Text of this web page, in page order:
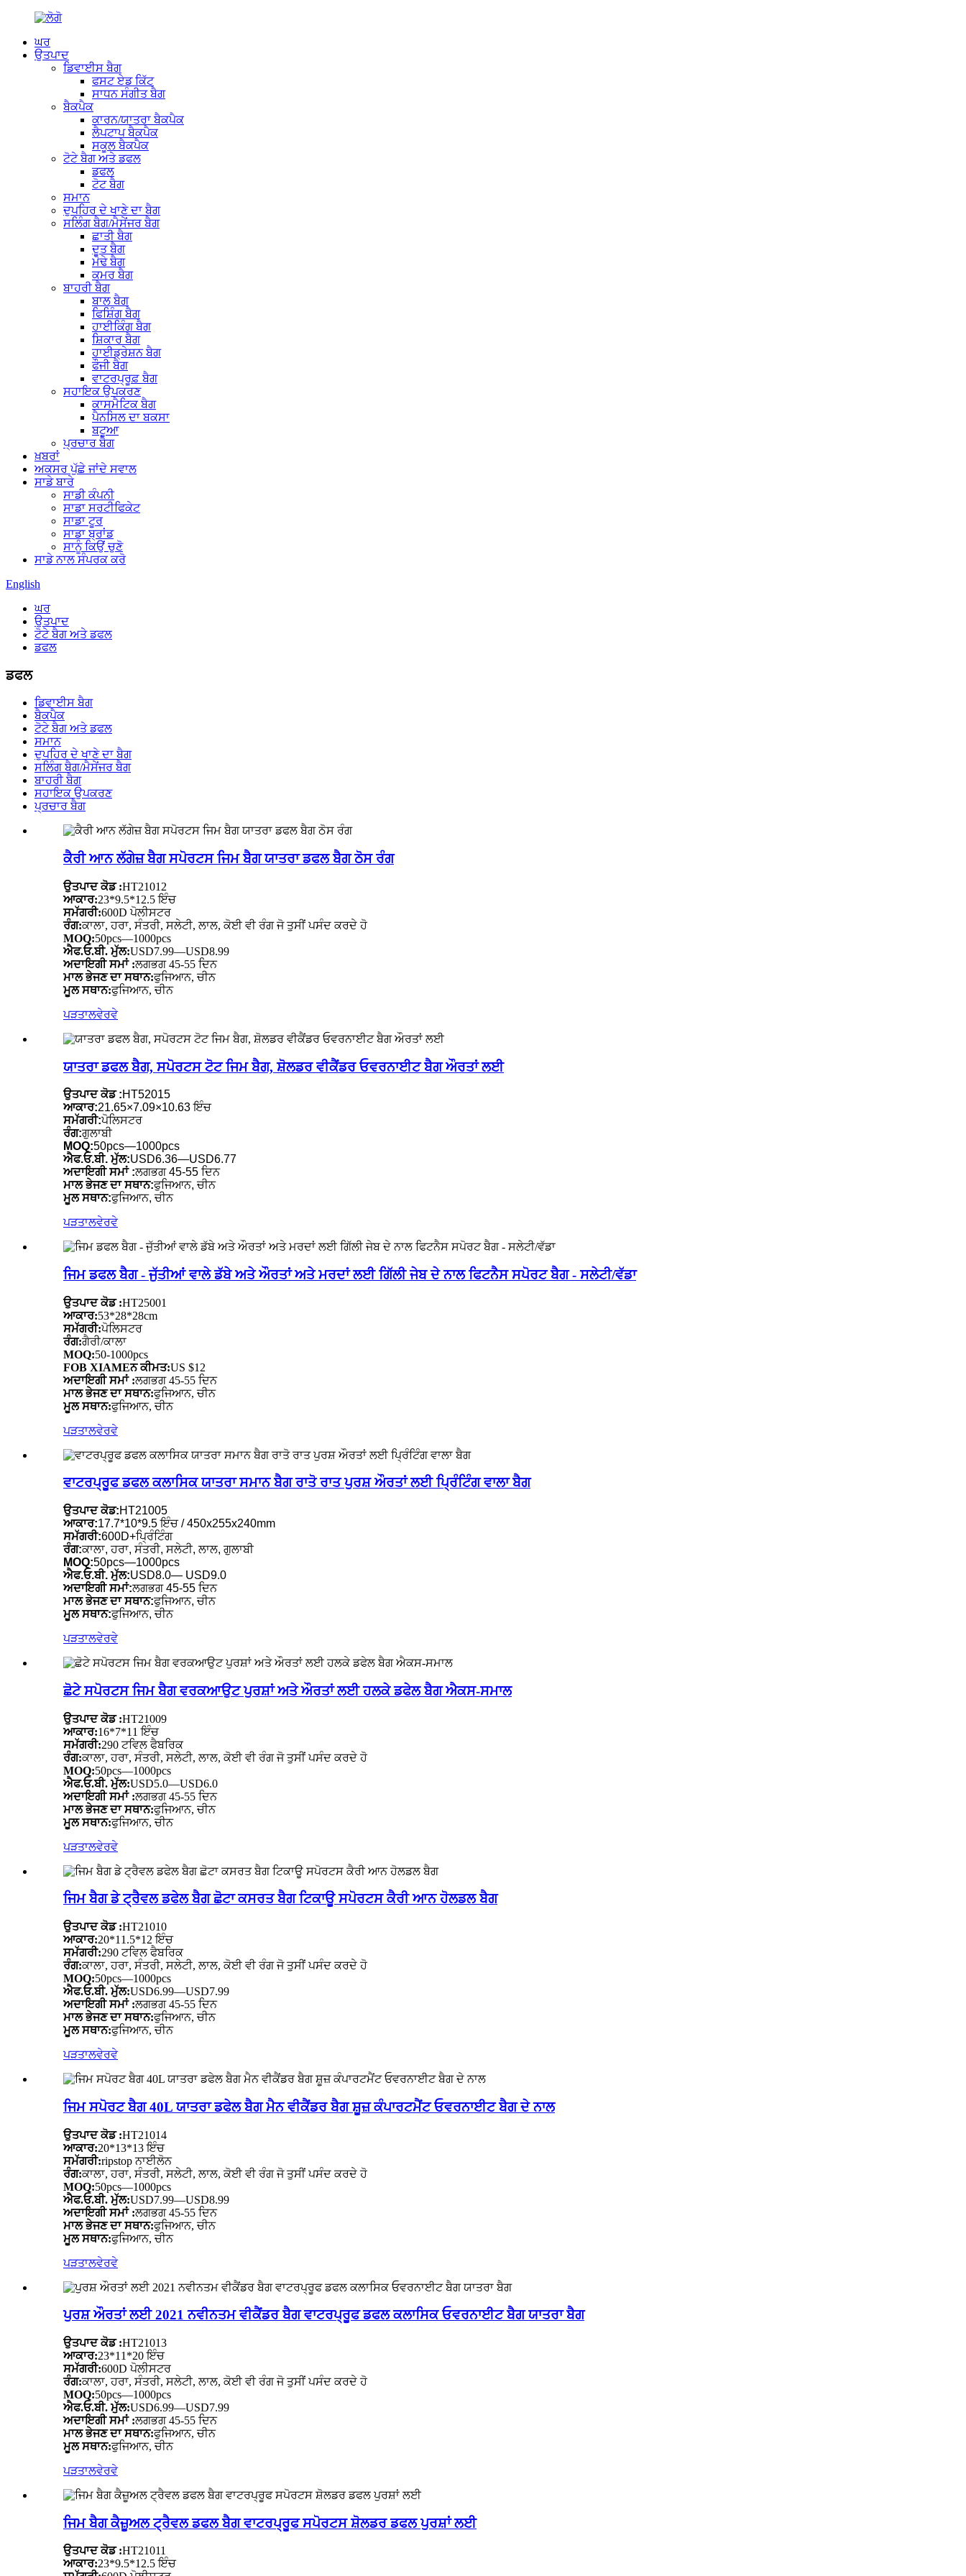
ਘਰ
ਉਤਪਾਦ
ਡਿਵਾਈਸ ਬੈਗ
ਫਸਟ ਏਡ ਕਿੱਟ
ਸਾਧਨ ਸੰਗੀਤ ਬੈਗ
ਬੈਕਪੈਕ
ਕਾਰਨ/ਯਾਤਰਾ ਬੈਕਪੈਕ
ਲੈਪਟਾਪ ਬੈਕਪੈਕ
ਸਕੂਲ ਬੈਕਪੈਕ
ਟੋਟੇ ਬੈਗ ਅਤੇ ਡਫਲ
ਡਫਲ
ਟੋਟ ਬੈਗ
ਸਮਾਨ
ਦੁਪਹਿਰ ਦੇ ਖਾਣੇ ਦਾ ਬੈਗ
ਸਲਿੰਗ ਬੈਗ/ਮੈਸੇਂਜਰ ਬੈਗ
ਛਾਤੀ ਬੈਗ
ਦੂਤ ਬੈਗ
ਮੋਢੇ ਬੈਗ
ਕਮਰ ਬੈਗ
ਬਾਹਰੀ ਬੈਗ
ਬਾਲ ਬੈਗ
ਫਿਸ਼ਿੰਗ ਬੈਗ
ਹਾਈਕਿੰਗ ਬੈਗ
ਸ਼ਿਕਾਰ ਬੈਗ
ਹਾਈਡ੍ਰੇਸ਼ਨ ਬੈਗ
ਫੌਜੀ ਬੈਗ
ਵਾਟਰਪ੍ਰੂਫ਼ ਬੈਗ
ਸਹਾਇਕ ਉਪਕਰਣ
ਕਾਸਮੈਟਿਕ ਬੈਗ
ਪੈਨਸਿਲ ਦਾ ਬਕਸਾ
ਬਟੂਆ
ਪ੍ਰਚਾਰ ਬੈਗ
ਖ਼ਬਰਾਂ
ਅਕਸਰ ਪੁੱਛੇ ਜਾਂਦੇ ਸਵਾਲ
ਸਾਡੇ ਬਾਰੇ
ਸਾਡੀ ਕੰਪਨੀ
ਸਾਡਾ ਸਰਟੀਫਿਕੇਟ
ਸਾਡਾ ਟੂਰ
ਸਾਡਾ ਬ੍ਰਾਂਡ
ਸਾਨੂੰ ਕਿਉਂ ਚੁਣੋ
ਸਾਡੇ ਨਾਲ ਸੰਪਰਕ ਕਰੋ
English
ਘਰ
ਉਤਪਾਦ
ਟੋਟੇ ਬੈਗ ਅਤੇ ਡਫਲ
ਡਫਲ
ਡਫਲ
ਡਿਵਾਈਸ ਬੈਗ
ਬੈਕਪੈਕ
ਟੋਟੇ ਬੈਗ ਅਤੇ ਡਫਲ
ਸਮਾਨ
ਦੁਪਹਿਰ ਦੇ ਖਾਣੇ ਦਾ ਬੈਗ
ਸਲਿੰਗ ਬੈਗ/ਮੈਸੇਂਜਰ ਬੈਗ
ਬਾਹਰੀ ਬੈਗ
ਸਹਾਇਕ ਉਪਕਰਣ
ਪ੍ਰਚਾਰ ਬੈਗ
ਕੈਰੀ ਆਨ ਲੱਗੇਜ਼ ਬੈਗ ਸਪੋਰਟਸ ਜਿਮ ਬੈਗ ਯਾਤਰਾ ਡਫਲ ਬੈਗ ਠੋਸ ਰੰਗ
ਉਤਪਾਦ ਕੋਡ :HT21012
ਆਕਾਰ:23*9.5*12.5 ਇੰਚ
ਸਮੱਗਰੀ:600D ਪੋਲੀਸਟਰ
ਰੰਗ:ਕਾਲਾ, ਹਰਾ, ਸੰਤਰੀ, ਸਲੇਟੀ, ਲਾਲ, ਕੋਈ ਵੀ ਰੰਗ ਜੋ ਤੁਸੀਂ ਪਸੰਦ ਕਰਦੇ ਹੋ
MOQ:50pcs—1000pcs
ਐਫ.ਓ.ਬੀ. ਮੁੱਲ:USD7.99—USD8.99
ਅਦਾਇਗੀ ਸਮਾਂ :ਲਗਭਗ 45-55 ਦਿਨ
ਮਾਲ ਭੇਜਣ ਦਾ ਸਥਾਨ:ਫੁਜਿਆਨ, ਚੀਨ
ਮੂਲ ਸਥਾਨ:ਫੁਜਿਆਨ, ਚੀਨ
ਪੜਤਾਲਵੇਰਵੇ
ਯਾਤਰਾ ਡਫਲ ਬੈਗ, ਸਪੋਰਟਸ ਟੋਟ ਜਿਮ ਬੈਗ, ਸ਼ੋਲਡਰ ਵੀਕੈਂਡਰ ਓਵਰਨਾਈਟ ਬੈਗ ਔਰਤਾਂ ਲਈ
ਉਤਪਾਦ ਕੋਡ :HT52015
ਆਕਾਰ:21.65×7.09×10.63 ਇੰਚ
ਸਮੱਗਰੀ:ਪੋਲਿਸਟਰ
ਰੰਗ:ਗੁਲਾਬੀ
MOQ:50pcs—1000pcs
ਐਫ.ਓ.ਬੀ. ਮੁੱਲ:USD6.36—USD6.77
ਅਦਾਇਗੀ ਸਮਾਂ :ਲਗਭਗ 45-55 ਦਿਨ
ਮਾਲ ਭੇਜਣ ਦਾ ਸਥਾਨ:ਫੁਜਿਆਨ, ਚੀਨ
ਮੂਲ ਸਥਾਨ:ਫੁਜਿਆਨ, ਚੀਨ
ਪੜਤਾਲਵੇਰਵੇ
ਜਿਮ ਡਫਲ ਬੈਗ - ਜੁੱਤੀਆਂ ਵਾਲੇ ਡੱਬੇ ਅਤੇ ਔਰਤਾਂ ਅਤੇ ਮਰਦਾਂ ਲਈ ਗਿੱਲੀ ਜੇਬ ਦੇ ਨਾਲ ਫਿਟਨੈਸ ਸਪੋਰਟ ਬੈਗ - ਸਲੇਟੀ/ਵੱਡਾ
ਉਤਪਾਦ ਕੋਡ :HT25001
ਆਕਾਰ:53*28*28cm
ਸਮੱਗਰੀ:ਪੋਲਿਸਟਰ
ਰੰਗ:ਗੈਰੀ/ਕਾਲਾ
MOQ:50-1000pcs
FOB XIAMEਨ ਕੀਮਤ:US $12
ਅਦਾਇਗੀ ਸਮਾਂ :ਲਗਭਗ 45-55 ਦਿਨ
ਮਾਲ ਭੇਜਣ ਦਾ ਸਥਾਨ:ਫੁਜਿਆਨ, ਚੀਨ
ਮੂਲ ਸਥਾਨ:ਫੁਜਿਆਨ, ਚੀਨ
ਪੜਤਾਲਵੇਰਵੇ
ਵਾਟਰਪ੍ਰੂਫ ਡਫਲ ਕਲਾਸਿਕ ਯਾਤਰਾ ਸਮਾਨ ਬੈਗ ਰਾਤੋ ਰਾਤ ਪੁਰਸ਼ ਔਰਤਾਂ ਲਈ ਪ੍ਰਿੰਟਿੰਗ ਵਾਲਾ ਬੈਗ
ਉਤਪਾਦ ਕੋਡ:HT21005
ਆਕਾਰ:17.7*10*9.5 ਇੰਚ / 450x255x240mm
ਸਮੱਗਰੀ:600D+ਪ੍ਰਿੰਟਿੰਗ
ਰੰਗ:ਕਾਲਾ, ਹਰਾ, ਸੰਤਰੀ, ਸਲੇਟੀ, ਲਾਲ, ਗੁਲਾਬੀ
MOQ:50pcs—1000pcs
ਐਫ.ਓ.ਬੀ. ਮੁੱਲ:USD8.0— USD9.0
ਅਦਾਇਗੀ ਸਮਾਂ:ਲਗਭਗ 45-55 ਦਿਨ
ਮਾਲ ਭੇਜਣ ਦਾ ਸਥਾਨ:ਫੁਜਿਆਨ, ਚੀਨ
ਮੂਲ ਸਥਾਨ:ਫੁਜਿਆਨ, ਚੀਨ
ਪੜਤਾਲਵੇਰਵੇ
ਛੋਟੇ ਸਪੋਰਟਸ ਜਿਮ ਬੈਗ ਵਰਕਆਉਟ ਪੁਰਸ਼ਾਂ ਅਤੇ ਔਰਤਾਂ ਲਈ ਹਲਕੇ ਡਫੇਲ ਬੈਗ ਐਕਸ-ਸਮਾਲ
ਉਤਪਾਦ ਕੋਡ :HT21009
ਆਕਾਰ:16*7*11 ਇੰਚ
ਸਮੱਗਰੀ:290 ਟਵਿਲ ਫੈਬਰਿਕ
ਰੰਗ:ਕਾਲਾ, ਹਰਾ, ਸੰਤਰੀ, ਸਲੇਟੀ, ਲਾਲ, ਕੋਈ ਵੀ ਰੰਗ ਜੋ ਤੁਸੀਂ ਪਸੰਦ ਕਰਦੇ ਹੋ
MOQ:50pcs—1000pcs
ਐਫ.ਓ.ਬੀ. ਮੁੱਲ:USD5.0—USD6.0
ਅਦਾਇਗੀ ਸਮਾਂ :ਲਗਭਗ 45-55 ਦਿਨ
ਮਾਲ ਭੇਜਣ ਦਾ ਸਥਾਨ:ਫੁਜਿਆਨ, ਚੀਨ
ਮੂਲ ਸਥਾਨ:ਫੁਜਿਆਨ, ਚੀਨ
ਪੜਤਾਲਵੇਰਵੇ
ਜਿਮ ਬੈਗ ਡੇ ਟ੍ਰੈਵਲ ਡਫੇਲ ਬੈਗ ਛੋਟਾ ਕਸਰਤ ਬੈਗ ਟਿਕਾਊ ਸਪੋਰਟਸ ਕੈਰੀ ਆਨ ਹੋਲਡਲ ਬੈਗ
ਉਤਪਾਦ ਕੋਡ :HT21010
ਆਕਾਰ:20*11.5*12 ਇੰਚ
ਸਮੱਗਰੀ:290 ਟਵਿਲ ਫੈਬਰਿਕ
ਰੰਗ:ਕਾਲਾ, ਹਰਾ, ਸੰਤਰੀ, ਸਲੇਟੀ, ਲਾਲ, ਕੋਈ ਵੀ ਰੰਗ ਜੋ ਤੁਸੀਂ ਪਸੰਦ ਕਰਦੇ ਹੋ
MOQ:50pcs—1000pcs
ਐਫ.ਓ.ਬੀ. ਮੁੱਲ:USD6.99—USD7.99
ਅਦਾਇਗੀ ਸਮਾਂ :ਲਗਭਗ 45-55 ਦਿਨ
ਮਾਲ ਭੇਜਣ ਦਾ ਸਥਾਨ:ਫੁਜਿਆਨ, ਚੀਨ
ਮੂਲ ਸਥਾਨ:ਫੁਜਿਆਨ, ਚੀਨ
ਪੜਤਾਲਵੇਰਵੇ
ਜਿਮ ਸਪੋਰਟ ਬੈਗ 40L ਯਾਤਰਾ ਡਫੇਲ ਬੈਗ ਮੈਨ ਵੀਕੈਂਡਰ ਬੈਗ ਸ਼ੂਜ਼ ਕੰਪਾਰਟਮੈਂਟ ਓਵਰਨਾਈਟ ਬੈਗ ਦੇ ਨਾਲ
ਉਤਪਾਦ ਕੋਡ :HT21014
ਆਕਾਰ:20*13*13 ਇੰਚ
ਸਮੱਗਰੀ:ripstop ਨਾਈਲੋਨ
ਰੰਗ:ਕਾਲਾ, ਹਰਾ, ਸੰਤਰੀ, ਸਲੇਟੀ, ਲਾਲ, ਕੋਈ ਵੀ ਰੰਗ ਜੋ ਤੁਸੀਂ ਪਸੰਦ ਕਰਦੇ ਹੋ
MOQ:50pcs—1000pcs
ਐਫ.ਓ.ਬੀ. ਮੁੱਲ:USD7.99—USD8.99
ਅਦਾਇਗੀ ਸਮਾਂ :ਲਗਭਗ 45-55 ਦਿਨ
ਮਾਲ ਭੇਜਣ ਦਾ ਸਥਾਨ:ਫੁਜਿਆਨ, ਚੀਨ
ਮੂਲ ਸਥਾਨ:ਫੁਜਿਆਨ, ਚੀਨ
ਪੜਤਾਲਵੇਰਵੇ
ਪੁਰਸ਼ ਔਰਤਾਂ ਲਈ 2021 ਨਵੀਨਤਮ ਵੀਕੈਂਡਰ ਬੈਗ ਵਾਟਰਪ੍ਰੂਫ ਡਫਲ ਕਲਾਸਿਕ ਓਵਰਨਾਈਟ ਬੈਗ ਯਾਤਰਾ ਬੈਗ
ਉਤਪਾਦ ਕੋਡ :HT21013
ਆਕਾਰ:23*11*20 ਇੰਚ
ਸਮੱਗਰੀ:600D ਪੋਲੀਸਟਰ
ਰੰਗ:ਕਾਲਾ, ਹਰਾ, ਸੰਤਰੀ, ਸਲੇਟੀ, ਲਾਲ, ਕੋਈ ਵੀ ਰੰਗ ਜੋ ਤੁਸੀਂ ਪਸੰਦ ਕਰਦੇ ਹੋ
MOQ:50pcs—1000pcs
ਐਫ.ਓ.ਬੀ. ਮੁੱਲ:USD6.99—USD7.99
ਅਦਾਇਗੀ ਸਮਾਂ :ਲਗਭਗ 45-55 ਦਿਨ
ਮਾਲ ਭੇਜਣ ਦਾ ਸਥਾਨ:ਫੁਜਿਆਨ, ਚੀਨ
ਮੂਲ ਸਥਾਨ:ਫੁਜਿਆਨ, ਚੀਨ
ਪੜਤਾਲਵੇਰਵੇ
ਜਿਮ ਬੈਗ ਕੈਜ਼ੂਅਲ ਟ੍ਰੈਵਲ ਡਫਲ ਬੈਗ ਵਾਟਰਪ੍ਰੂਫ ਸਪੋਰਟਸ ਸ਼ੋਲਡਰ ਡਫਲ ਪੁਰਸ਼ਾਂ ਲਈ
ਉਤਪਾਦ ਕੋਡ :HT21011
ਆਕਾਰ:23*9.5*12.5 ਇੰਚ